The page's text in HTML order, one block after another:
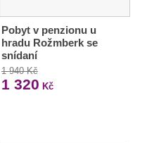
Pobyt v penzionu u
hradu Rožmberk se
snídaní
1 940 Kč
1 320 Kč